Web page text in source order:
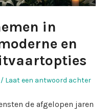
in
en
Laat een antwoord achter
de afgelopen jaren